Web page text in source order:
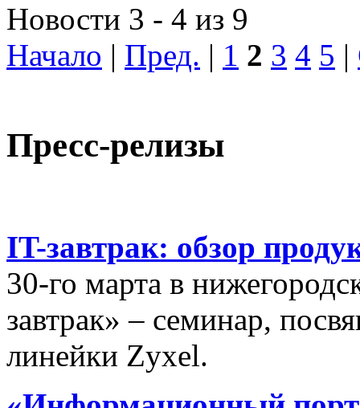
Новости 3 - 4 из 9
Начало | Пред. | 1 2 3 4 5 |
Пресс-релизы
IT-завтрак: обзор
30-го марта в
завтрак» – семинар,
линейки Zyxel.